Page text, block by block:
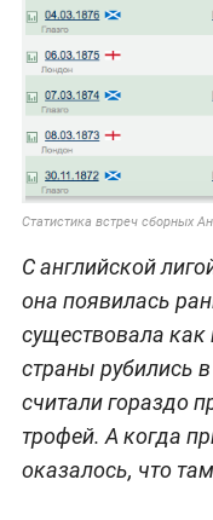
Статистика встреч сборных
С английской
она появилась
существовала
страны рубились
считали гораздо
трофей. А когда
оказалось, что